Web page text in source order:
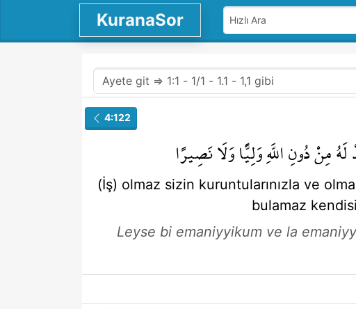
KuranaSor
4:122
لَهُمِنْدُونِاللَّهِوَلِيًّاوَلَانَصِيرًا
(İş) olmaz sizin kuruntularınızla ve
bulamaz
Leyse bi emaniyyikum ve la